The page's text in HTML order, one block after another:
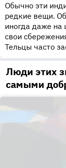
Обычно эти
редкие вещи.
иногда даже на
свои
Тельцы часто
Люди этих
самыми